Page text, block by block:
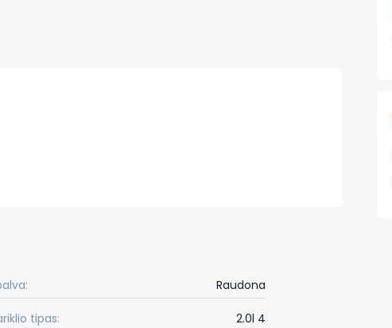
Raudona
tipas: 2.0l 4